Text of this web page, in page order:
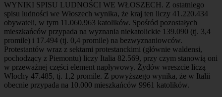
WYNIKI SPISU LUDNOŚCI WE WŁOSZECH. Z ostatniego
spisu ludności we Włoszech wynika, że kraj ten liczy 41.220.434
obywateli, w tym 11.060.963 katolików. Spośród pozostałych
mieszkańców przypada na wyznania niekatolickie 139.090 (tj. 3,4
promile) i 17.494 (tj. 0,4 promile) na bezwyznaniowców.
Protestantów wraz z sektami protestanckimi (głównie waldensi,
pochodzący z Piemontu) liczy Italia 82.569, przy czym stanowią oni
w przeważnej części element napływowy. Żydów wreszcie liczą
Włochy 47.485, tj. 1,2 promile. Z powyższego wynika, że w Italii
obecnie przypada na 10.000 mieszkańców 9961 katolików.